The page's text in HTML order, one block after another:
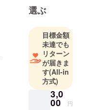
選ぶ
目標金額
未達でも
リターン
が届きま
す(All-in
方式)
3,0
00 円